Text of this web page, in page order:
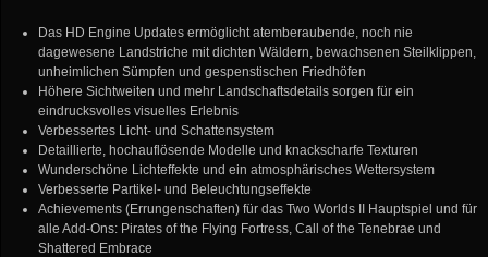
Das HD Engine Updates ermöglicht atemberaubende, noch nie
dagewesene Landstriche mit dichten Wäldern, bewachsenen Steilklippen,
unheimlichen Sümpfen und gespenstischen Friedhöfen
Höhere Sichtweiten und mehr Landschaftsdetails sorgen für ein
eindrucksvolles visuelles Erlebnis
Verbessertes Licht- und Schattensystem
Detaillierte, hochauflösende Modelle und knackscharfe Texturen
Wunderschöne Lichteffekte und ein atmosphärisches Wettersystem
Verbesserte Partikel- und Beleuchtungseffekte
Achievements (Errungenschaften) für das Two Worlds II Hauptspiel und für
alle Add-Ons: Pirates of the Flying Fortress, Call of the Tenebrae und
Shattered Embrace